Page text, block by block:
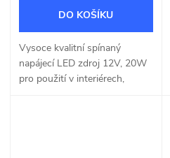
DO KOŠÍKU
Vysoce kvalitní spínaný
napájecí LED zdroj 12V, 20W
pro použití v interiérech,